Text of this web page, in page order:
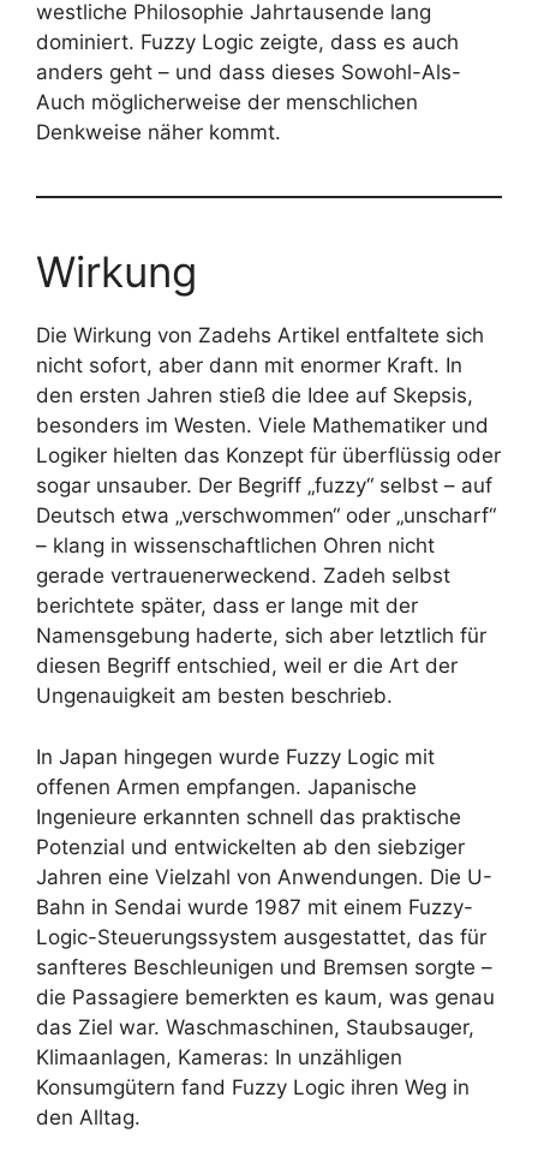
westliche Philosophie Jahrtausende lang
dominiert. Fuzzy Logic zeigte, dass es auch
anders geht – und dass dieses Sowohl-Als-
Auch möglicherweise der menschlichen
Denkweise näher kommt.
Wirkung
Die Wirkung von Zadehs Artikel entfaltete sich
nicht sofort, aber dann mit enormer Kraft. In
den ersten Jahren stieß die Idee auf Skepsis,
besonders im Westen. Viele Mathematiker und
Logiker hielten das Konzept für überflüssig oder
sogar unsauber. Der Begriff „fuzzy“ selbst – auf
Deutsch etwa „verschwommen“ oder „unscharf“
– klang in wissenschaftlichen Ohren nicht
gerade vertrauenerweckend. Zadeh selbst
berichtete später, dass er lange mit der
Namensgebung haderte, sich aber letztlich für
diesen Begriff entschied, weil er die Art der
Ungenauigkeit am besten beschrieb.
In Japan hingegen wurde Fuzzy Logic mit
offenen Armen empfangen. Japanische
Ingenieure erkannten schnell das praktische
Potenzial und entwickelten ab den siebziger
Jahren eine Vielzahl von Anwendungen. Die U-
Bahn in Sendai wurde 1987 mit einem Fuzzy-
Logic-Steuerungssystem ausgestattet, das für
sanfteres Beschleunigen und Bremsen sorgte –
die Passagiere bemerkten es kaum, was genau
das Ziel war. Waschmaschinen, Staubsauger,
Klimaanlagen, Kameras: In unzähligen
Konsumgütern fand Fuzzy Logic ihren Weg in
den Alltag.